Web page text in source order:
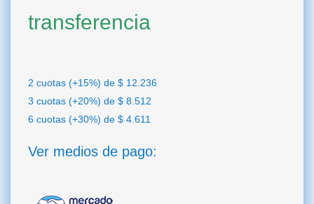
transferencia
2 cuotas (+15%) de $ 12.236
3 cuotas (+20%) de $ 8.512
6 cuotas (+30%) de $ 4.611
Ver medios de pago: